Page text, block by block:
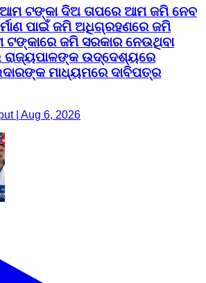
ଟଙ୍କା ଦିଅ ତାପରେ ଆମ ଜମି ନେବ
ପାଇଁ ଜମି ଅଧିଗ୍ରହଣରେ ଜମି
ଜମି ସରକାର ନେଉଥିବା
ଉଦ୍ଦେଶ୍ୟରେ
ମାଧ୍ୟମରେ ଦାବିପତ୍ର
| Aug 6, 2026